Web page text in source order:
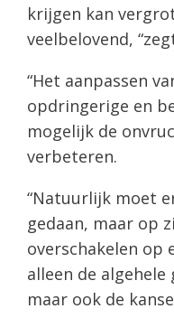
krijgen kan
veelbelovend,
“Het aanpassen
opdringerige en
mogelijk de
verbeteren.
“Natuurlijk moet
gedaan, maar op
overschakelen op
alleen de
maar ook de